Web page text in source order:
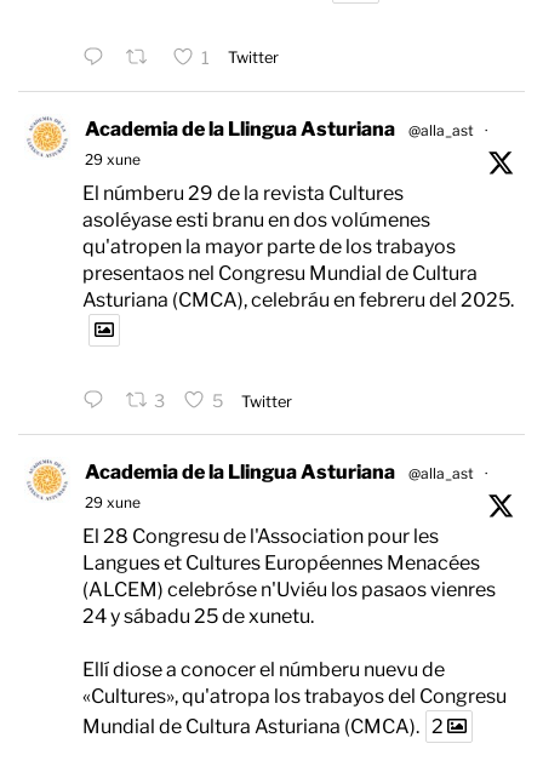
1 Twitter
Academia de la Llingua Asturiana @alla_ast ·
29 xune
El númberu 29 de la revista Cultures
asoléyase esti branu en dos volúmenes
qu'atropen la mayor parte de los trabayos
presentaos nel Congresu Mundial de Cultura
Asturiana (CMCA), celebráu en febreru del 2025.
3 5 Twitter
Academia de la Llingua Asturiana @alla_ast ·
29 xune
El 28 Congresu de l'Association pour les
Langues et Cultures Européennes Menacées
(ALCEM) celebróse n'Uviéu los pasaos vienres
24 y sábadu 25 de xunetu.
Ellí diose a conocer el númberu nuevu de
«Cultures», qu'atropa los trabayos del Congresu
Mundial de Cultura Asturiana (CMCA). 2